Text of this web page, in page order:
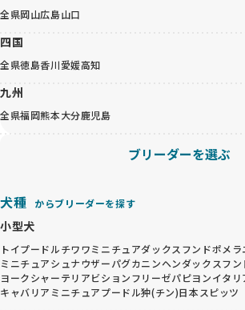
全県岡山広島山口
四国
全県徳島香川愛媛高知
九州
全県福岡熊本大分鹿児島
ブリーダーを選ぶ
犬種 からブリーダーを探す
小型犬
トイプードルチワワミニチュアダックスフンドポメラ
ミニチュアシュナウザーパグカニンヘンダックスフン
ヨークシャーテリアビションフリーゼパピヨンイタ
キャバリア ミニチュアプードル狆(チン)日本スピッツ